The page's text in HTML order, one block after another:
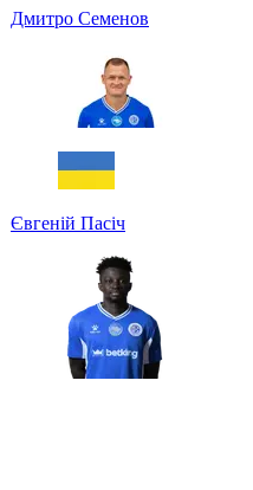
Дмитро Семенов
Євгеній Пасіч